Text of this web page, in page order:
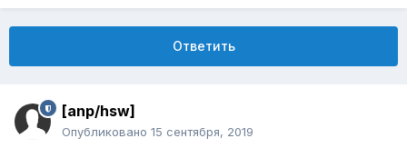
Ответить
[anp/hsw]
Опубликовано 15 сентября, 2019